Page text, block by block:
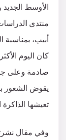
الأوسط الجديد
منتدى
أبيب، بمناسبة
كان اليوم
صادمة وعلى
يقوض الشعور
تعيشها الذاكرة
وفي مقال